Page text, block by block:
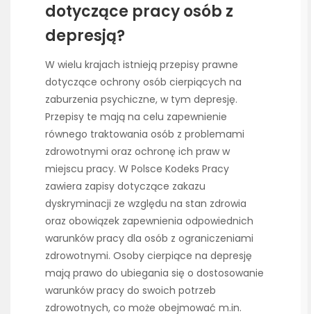
dotyczące pracy osób z
depresją?
W wielu krajach istnieją przepisy prawne
dotyczące ochrony osób cierpiących na
zaburzenia psychiczne, w tym depresję.
Przepisy te mają na celu zapewnienie
równego traktowania osób z problemami
zdrowotnymi oraz ochronę ich praw w
miejscu pracy. W Polsce Kodeks Pracy
zawiera zapisy dotyczące zakazu
dyskryminacji ze względu na stan zdrowia
oraz obowiązek zapewnienia odpowiednich
warunków pracy dla osób z ograniczeniami
zdrowotnymi. Osoby cierpiące na depresję
mają prawo do ubiegania się o dostosowanie
warunków pracy do swoich potrzeb
zdrowotnych, co może obejmować m.in.